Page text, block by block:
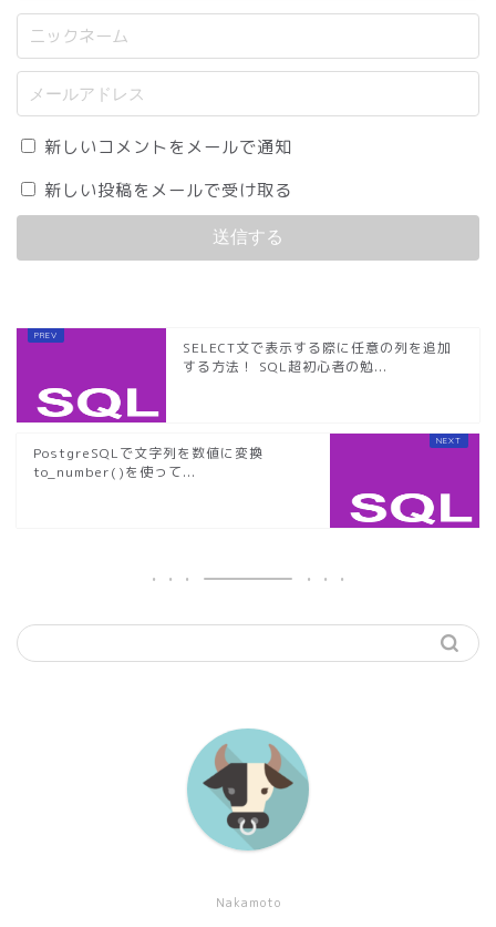
新しいコメントをメールで通知
新しい投稿をメールで受け取る
SELECT文で表示する際に任意の列を追加
する方法！ SQL超初心者の勉...
PostgreSQLで文字列を数値に変換
to_number()を使って...
Nakamoto